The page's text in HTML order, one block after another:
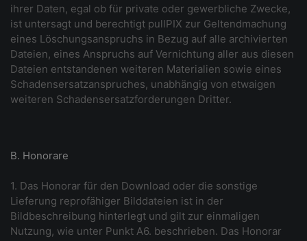
ihrer Daten, egal ob für private oder gewerbliche Zwecke,
ist untersagt und berechtigt pullPIX zur Geltendmachung
eines Löschungsanspruchs in Bezug auf alle archivierten
Dateien, eines Anspruchs auf Vernichtung aller aus diesen
Dateien entstandenen weiteren Materialien sowie eines
Schadensersatzanspruches, unabhängig von etwaigen
weiteren Schadensersatzforderungen Dritter.
B. Honorare
1. Das Honorar für den Download oder die sonstige
Lieferung reprofähiger Bilddateien ist in der
Bildbeschreibung hinterlegt und gilt zur einmaligen
Nutzung, wie unter Punkt A6. beschrieben. Das Honorar